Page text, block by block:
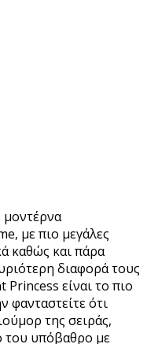
μοντέρνα
με πιο μεγάλες
καθώς και πάρα
διαφορά τους
είναι το πιο
φανταστείτε ότι
της σειράς,
του υπόβαθρο με